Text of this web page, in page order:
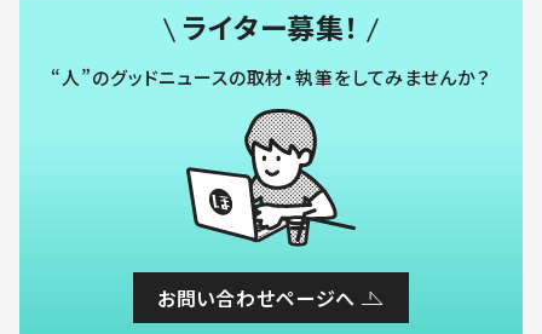
ライター募集！
“人”のグッドニュースの取材・執筆をしてみませんか？
お問い合わせページへ